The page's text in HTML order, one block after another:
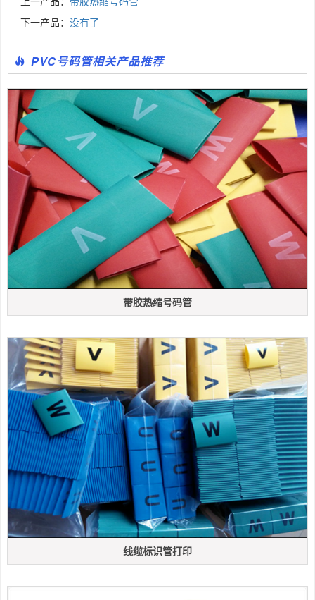
下一产品： 没有了
PVC号码管相关产品推荐
带胶热缩号码管
线缆标识管打印